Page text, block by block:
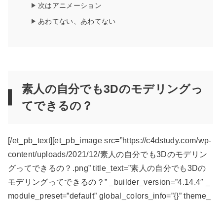
次はアニメーション
あわてない、あわてない
素人の自分でも3Dのモデリングっ
てできるの？
[/et_pb_text][et_pb_image src=”https://c4dstudy.com/wp-
content/uploads/2021/12/素人の自分でも3Dのモデリン
グってできるの？.png” title_text=”素人の自分でも3Dの
モデリングってできるの？” _builder_version=”4.14.4″ _
module_preset=”default” global_colors_info=”{}” theme_